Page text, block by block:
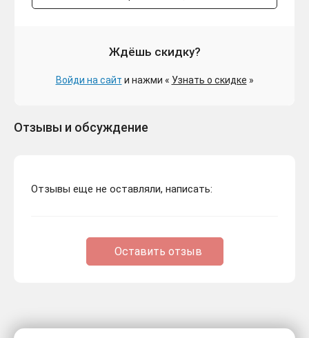
Ждёшь скидку?
Войди на сайт и нажми « Узнать о скидке »
Отзывы и обсуждение
Отзывы еще не оставляли, написать:
Оставить отзыв